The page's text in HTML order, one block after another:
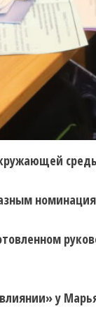
окружающей
у